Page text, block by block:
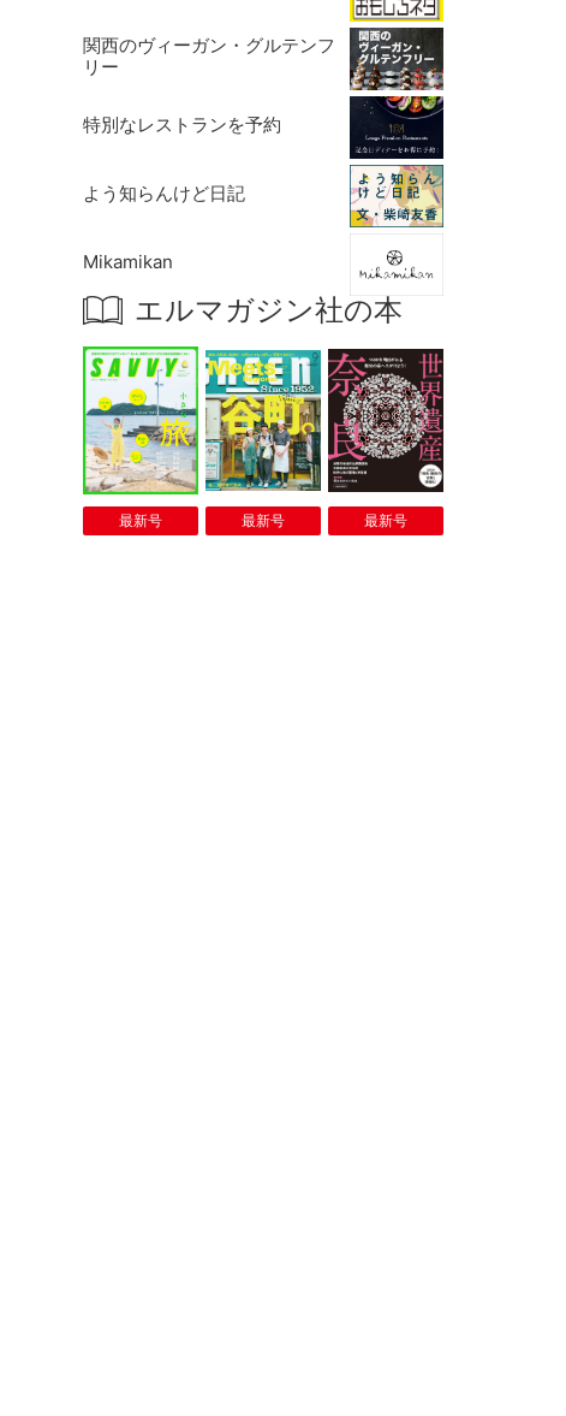
関西のヴィーガン・グルテンフ
リー
特別なレストランを予約
よう知らんけど日記
Mikamikan
エルマガジン社の本
最新号 最新号 最新号